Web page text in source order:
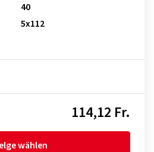
40
5x112
114,12 Fr.
wählen